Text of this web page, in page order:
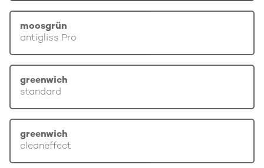
moosgrün
antigliss Pro
greenwich
standard
greenwich
cleaneffect